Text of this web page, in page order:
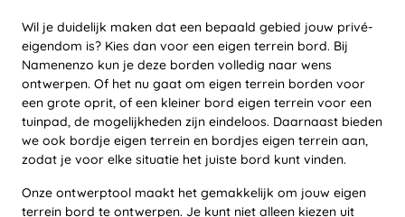
Wil je duidelijk maken dat een bepaald gebied jouw privé-
eigendom is? Kies dan voor een eigen terrein bord. Bij
Namenenzo kun je deze borden volledig naar wens
ontwerpen. Of het nu gaat om eigen terrein borden voor
een grote oprit, of een kleiner bord eigen terrein voor een
tuinpad, de mogelijkheden zijn eindeloos. Daarnaast bieden
we ook bordje eigen terrein en bordjes eigen terrein aan,
zodat je voor elke situatie het juiste bord kunt vinden.
Onze ontwerptool maakt het gemakkelijk om jouw eigen
terrein bord te ontwerpen. Je kunt niet alleen kiezen uit